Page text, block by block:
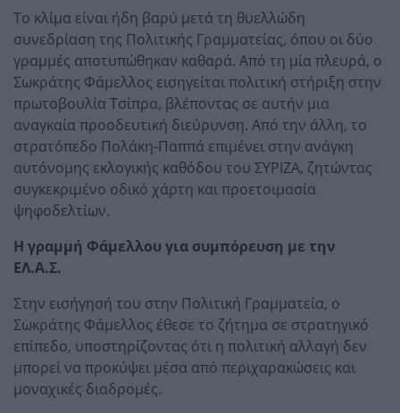
Το κλίμα είναι ήδη βαρύ μετά τη θυελλώδη
συνεδρίαση της Πολιτικής Γραμματείας, όπου οι δύο
γραμμές αποτυπώθηκαν καθαρά. Από τη μία πλευρά, ο
Σωκράτης Φάμελλος εισηγείται πολιτική στήριξη στην
πρωτοβουλία Τσίπρα, βλέποντας σε αυτήν μια
αναγκαία προοδευτική διεύρυνση. Από την άλλη, το
στρατόπεδο Πολάκη-Παππά επιμένει στην ανάγκη
αυτόνομης εκλογικής καθόδου του ΣΥΡΙΖΑ, ζητώντας
συγκεκριμένο οδικό χάρτη και προετοιμασία
ψηφοδελτίων.
Η γραμμή Φάμελλου για συμπόρευση με την
ΕΛ.Α.Σ.
Στην εισήγησή του στην Πολιτική Γραμματεία, ο
Σωκράτης Φάμελλος έθεσε το ζήτημα σε στρατηγικό
επίπεδο, υποστηρίζοντας ότι η πολιτική αλλαγή δεν
μπορεί να προκύψει μέσα από περιχαρακώσεις και
μοναχικές διαδρομές.